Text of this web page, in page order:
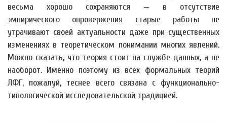
весьма хорошо сохраняются — в отсутствие
эмпирического опровержения старые работы не
утрачивают своей актуальности даже при существенных
изменениях в теоретическом понимании многих явлений.
Можно сказать, что теория стоит на службе данных, а не
наоборот. Именно поэтому из всех формальных теорий
ЛФГ, пожалуй, теснее всего связана с функционально-
типологической исследовательской традицией.